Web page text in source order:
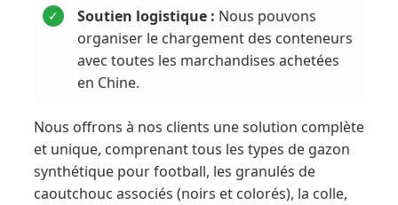
✓ Soutien logistique : Nous pouvons
organiser le chargement des conteneurs
avec toutes les marchandises achetées
en Chine.
Nous offrons à nos clients une solution complète
et unique, comprenant tous les types de gazon
synthétique pour football, les granulés de
caoutchouc associés (noirs et colorés), la colle,